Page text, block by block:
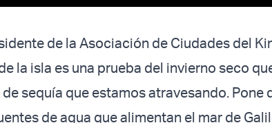
de la Asociación de Ciudades del
la isla es una prueba del invierno seco
sequía que estamos atravesando. Pone
de agua que alimentan el mar de